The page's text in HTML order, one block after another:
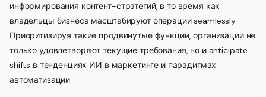
информирования контент-стратегий, в то время как
владельцы бизнеса масштабируют операции seamlessly.
Приоритизируя такие продвинутые функции, организации не
только удовлетворяют текущие требования, но и anticipate
shifts в тенденциях ИИ в маркетинге и парадигмах
автоматизации.